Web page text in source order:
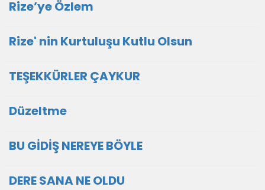
Rize’ye Özlem
Rize' nin Kurtuluşu Kutlu Olsun
TEŞEKKÜRLER ÇAYKUR
Düzeltme
BU GİDİŞ NEREYE BÖYLE
DERE SANA NE OLDU